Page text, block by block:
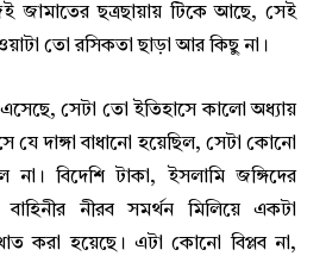
জামাতের ছত্রছায়ায় টিকে আছে, সেই
তো রসিকতা ছাড়া আর কিছু না।
সেটা তো ইতিহাসে কালো অধ্যায়
যে দাঙ্গা বাধানো হয়েছিল, সেটা কোনো
না। বিদেশি টাকা, ইসলামি জঙ্গিদের
নীরব সমর্থন মিলিয়ে একটা
করা হয়েছে। এটা কোনো বিপ্লব না,